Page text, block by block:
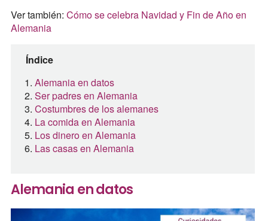
Ver también: Cómo se celebra Navidad y Fin de Año en
Alemania
Índice
Alemania en datos
Ser padres en Alemania
Costumbres de los alemanes
La comida en Alemania
Los dinero en Alemania
Las casas en Alemania
Alemania en datos